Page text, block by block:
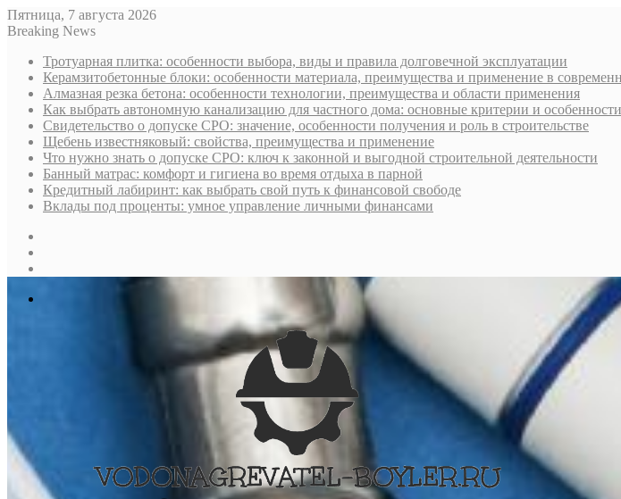
Пятница, 7 августа 2026
Breaking News
Тротуарная плитка: особенности выбора, виды и правила долговечной эксплуатации
Керамзитобетонные блоки: особенности материала, преимущества и применение в
Алмазная резка бетона: особенности технологии, преимущества и области применения
Как выбрать автономную канализацию для частного дома: основные критерии и
Свидетельство о допуске СРО: значение, особенности получения и роль в строительстве
Щебень известняковый: свойства, преимущества и применение
Что нужно знать о допуске СРО: ключ к законной и выгодной строительной деятельности
Банный матрас: комфорт и гигиена во время отдыха в парной
Кредитный лабиринт: как выбрать свой путь к финансовой свободе
Вклады под проценты: умное управление личными финансами